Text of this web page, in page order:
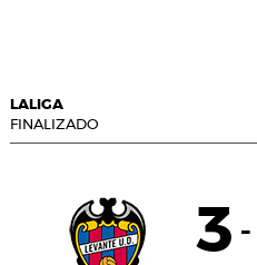
LALIGA
FINALIZADO
3 -